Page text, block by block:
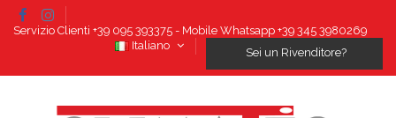
Servizio Clienti +39 095 393375 - Mobile Whatsapp +39 345 3980269
Italiano
Sei un Rivenditore?